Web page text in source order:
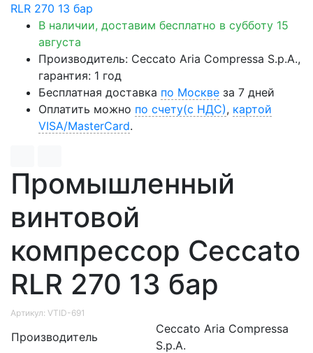
В наличии, доставим бесплатно в субботу 15
августа
Производитель: Ceccato Aria Compressa S.p.A.,
гарантия: 1 год
Бесплатная доставка по Москве за 7 дней
Оплатить можно по счету(с НДС), картой
VISA/MasterCard.
Промышленный
винтовой
компрессор Ceccato
RLR 270 13 бар
Артикул: VTID-691
Производитель
Ceccato Aria Compressa
S.p.A.